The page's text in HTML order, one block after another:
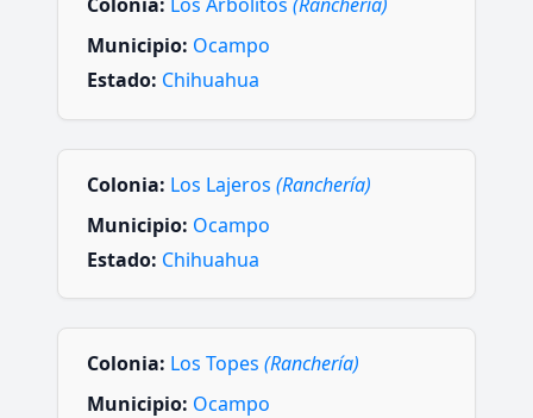
Municipio: Ocampo
Estado: Chihuahua
Colonia: Los Lajeros (Ranchería)
Municipio: Ocampo
Estado: Chihuahua
Colonia: Los Topes (Ranchería)
Municipio: Ocampo